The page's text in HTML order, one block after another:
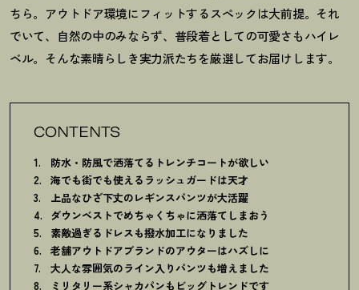
ちら。アウトドア環境にフィットするスペックは大前提。それ
でいて、自然の中のみならず、普段着としての可愛さもハイレ
ベル。そんな素晴らしき実力派たちを厳選してお届けします。
CONTENTS
防水・防風で洒落てるトレンチコートが欲しい
海でも街でも使えるラッシュガードは天才
上品なひざ下丈のレギンスパンツが大活躍
ダウンベストでめちゃくちゃに洒落てしまおう
素敵過ぎるドレスも撥水加工になりました
老舗アウトドアブランドのアウターはハズしに
大人な雰囲気のライン入りパンツも増えました
ミリタリー系シャカパンもビッグトレンドです